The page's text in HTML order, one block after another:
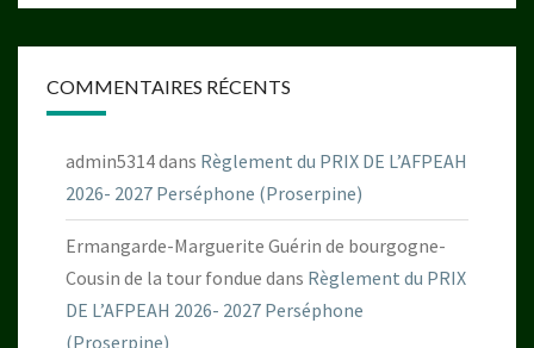
COMMENTAIRES RÉCENTS
admin5314dans Règlement du PRIX DE L’AFPEAH
2026- 2027 Perséphone (Proserpine)
Ermangarde-Marguerite Guérin de bourgogne-
Cousin de la tour fondue dans Règlement du PRIX
DE L’AFPEAH 2026- 2027 Perséphone
(Proserpine)